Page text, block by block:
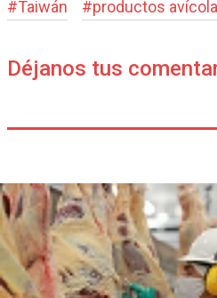
#Taiwán #productos
Déjanos tus